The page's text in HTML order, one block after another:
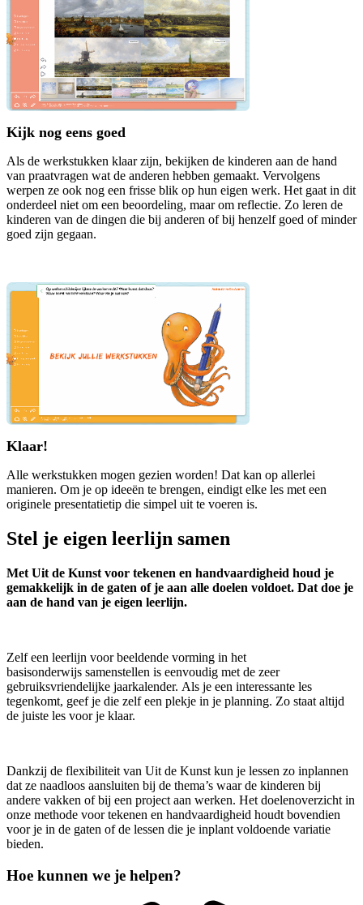
Kijk nog eens goed
Als de werkstukken klaar zijn, bekijken de kinderen aan de hand
van praatvragen wat de anderen hebben gemaakt. Vervolgens
werpen ze ook nog een frisse blik op hun eigen werk. Het gaat in dit
onderdeel niet om een beoordeling, maar om reflectie. Zo leren de
kinderen van de dingen die bij anderen of bij henzelf goed of minder
goed zijn gegaan.
Klaar!
Alle werkstukken mogen gezien worden! Dat kan op allerlei
manieren. Om je op ideeën te brengen, eindigt elke les met een
originele presentatietip die simpel uit te voeren is.
Stel je eigen leerlijn samen
Met Uit de Kunst voor tekenen en handvaardigheid houd je
gemakkelijk in de gaten of je aan alle doelen voldoet. Dat doe je
aan de hand van je eigen leerlijn.
Zelf een leerlijn voor beeldende vorming in het
basisonderwijs samenstellen is eenvoudig met de zeer
gebruiksvriendelijke jaarkalender. Als je een interessante les
tegenkomt, geef je die zelf een plekje in je planning. Zo staat altijd
de juiste les voor je klaar.
Dankzij de flexibiliteit van Uit de Kunst kun je lessen zo inplannen
dat ze naadloos aansluiten bij de thema’s waar de kinderen bij
andere vakken of bij een project aan werken. Het doelenoverzicht in
onze methode voor tekenen en handvaardigheid houdt bovendien
voor je in de gaten of de lessen die je inplant voldoende variatie
bieden.
Hoe kunnen we je helpen?